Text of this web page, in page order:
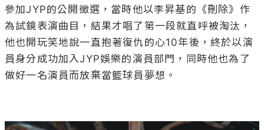
參加JYP的公開徵選，當時他以李昇基的《刪除》作
為試鏡表演曲目，結果才唱了第一段就直呼被淘汰，
他也開玩笑地說一直抱著復仇的心10年後，終於以演
員身分成功加入JYP娛樂的演員部門，同時他也為了
做好一名演員而放棄當籃球員夢想。